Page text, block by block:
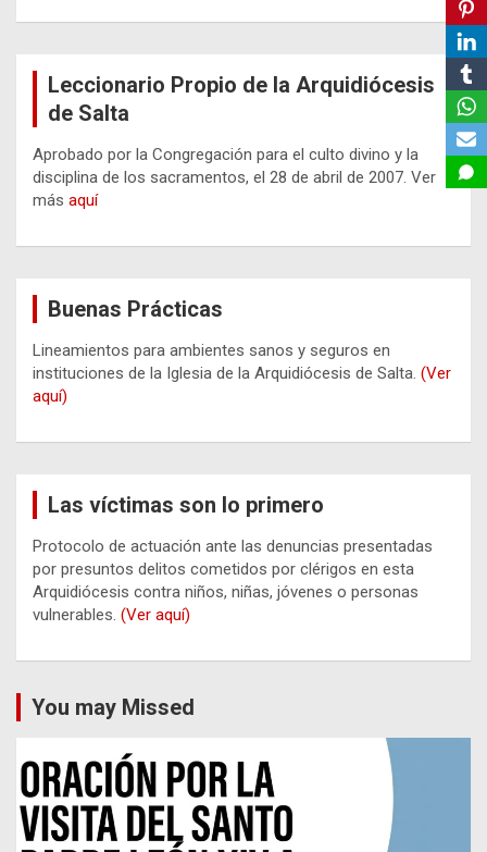
Leccionario Propio de la Arquidiócesis
de Salta
Aprobado por la Congregación para el culto divino y la
disciplina de los sacramentos, el 28 de abril de 2007. Ver
más aquí
Buenas Prácticas
Lineamientos para ambientes sanos y seguros en
instituciones de la Iglesia de la Arquidiócesis de Salta. (Ver
aquí)
Las víctimas son lo primero
Protocolo de actuación ante las denuncias presentadas
por presuntos delitos cometidos por clérigos en esta
Arquidiócesis contra niños, niñas, jóvenes o personas
vulnerables. (Ver aquí)
You may Missed